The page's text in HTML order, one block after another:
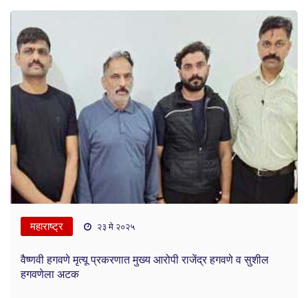
महाराष्ट्र २३ मे २०२५
वैष्णवी हगवणे मृत्यू प्रकरणात मुख्य आरोपी राजेंद्र हगवणे व सुशील
हगवणेला अटक